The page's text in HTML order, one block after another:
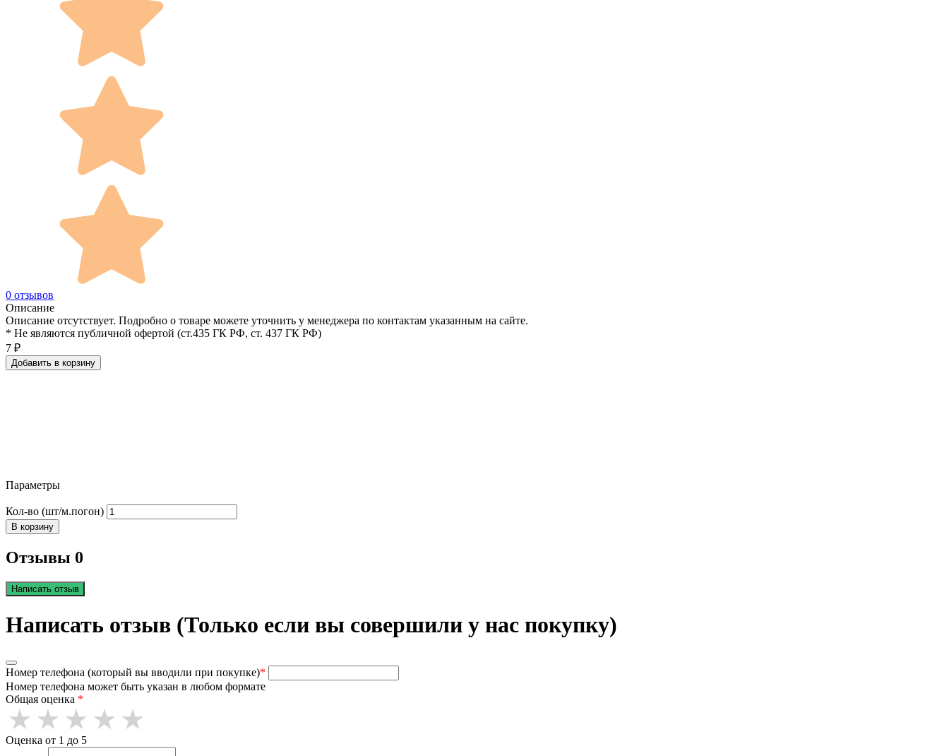
0 отзывов
Описание
Описание отсутствует. Подробно о товаре можете уточнить у менеджера по контактам указанным на сайте.
* Не являются публичной офертой (ст.435 ГК РФ, cт. 437 ГК РФ)
7 ₽
Добавить в корзину
Параметры
Кол-во (шт/м.погон)
В корзину
Отзывы 0
Написать отзыв
Написать отзыв (Только если вы совершили у нас покупку)
Номер телефона (который вы вводили при покупке)*
Номер телефона может быть указан в любом формате
Общая оценка *
Оценка от 1 до 5